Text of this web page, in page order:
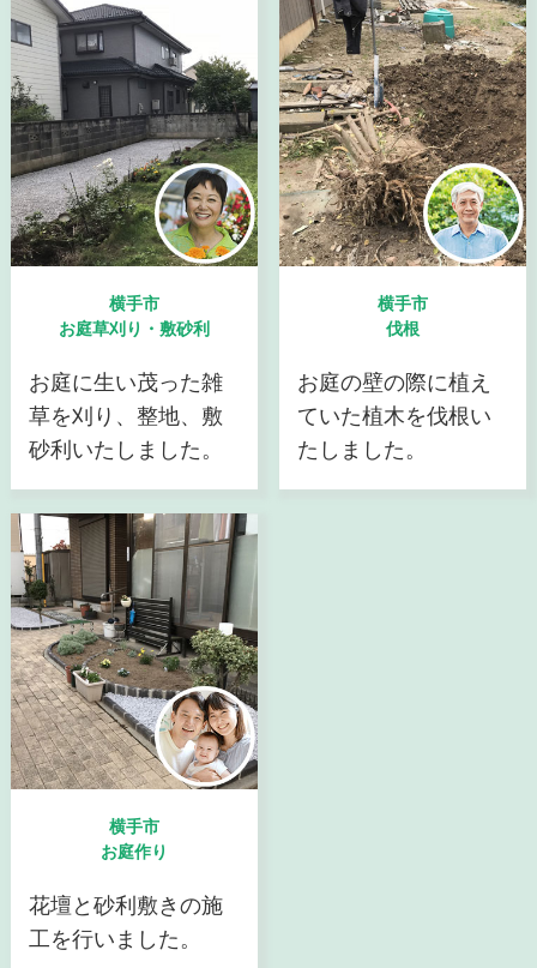
横手市
お庭草刈り・敷砂利
お庭に生い茂った雑
草を刈り、整地、敷
砂利いたしました。
横手市
伐根
お庭の壁の際に植え
ていた植木を伐根い
たしました。
横手市
お庭作り
花壇と砂利敷きの施
工を行いました。